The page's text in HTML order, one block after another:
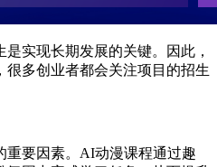
实现长期发展的关键。因此，
多创业者都会关注项目的招生
重要因素。AI动漫课程通过趣